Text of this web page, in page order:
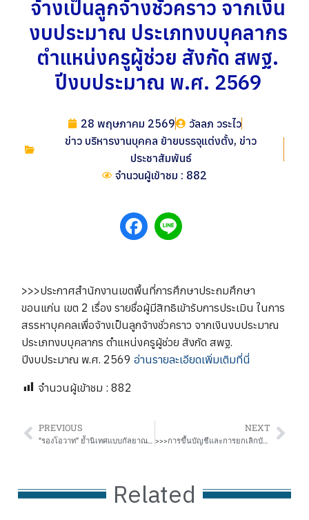
จ้างเป็นลูกจ้างชั่วคราว จากเงิน
งบประมาณ ประเภทงบบุคลากร
ตำแหน่งครูผู้ช่วย สังกัด สพฐ.
ปีงบประมาณ พ.ศ. 2569
28 พฤษภาคม 2569
วัลลภ วระไว
ข่าว บริหารงานบุคคล ย้ายบรรจุแต่งตั้ง, ข่าว
ประชาสัมพันธ์
จำนวนผู้เข้าชม : 882
>>>ประกาศสำนักงานเขตพื้นที่การศึกษาประถมศึกษา
ขอนแก่น เขต 2 เรื่อง รายชื่อผู้มีสิทธิเข้ารับการประเมิน ในการ
สรรหาบุคคลเพื่อจ้างเป็นลูกจ้างชั่วคราว จากเงินงบประมาณ
ประเภทงบบุคลากร ตำแหน่งครูผู้ช่วย สังกัด สพฐ.
ปีงบประมาณ พ.ศ. 2569 อ่านรายละเอียดเพิ่มเติมที่นี่
จำนวนผู้เข้าชม : 882
PREVIOUS NEXT
>>>การขึ้นบัญชีและการยกเลิกบัญชีผู้ผ่านการสรรหาเพื่อจ้างเป็นลูกจ้างชั่วคราว จากเงินงบประมาณประเภทงบบุคลากร ตำแหน่งครูผู้ช่วย สังกัด สพฐ. ปีงบประมาณ พ.ศ. 2569
Related